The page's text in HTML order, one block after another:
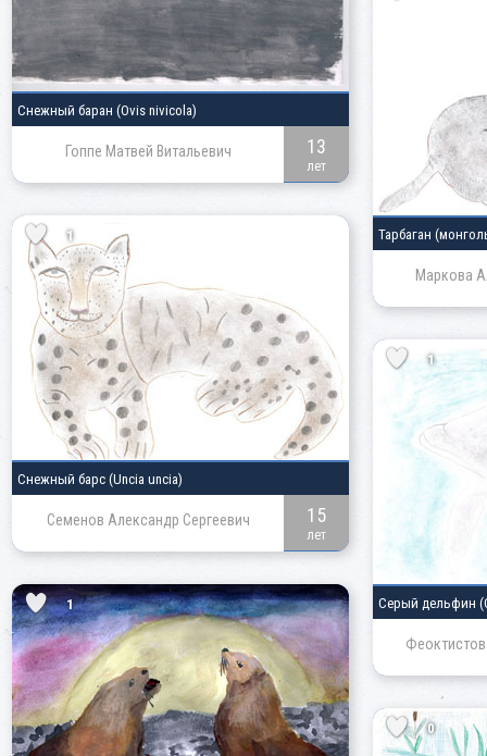
Снежный баран (Ovis nivicola)
Гоппе Матвей Витальевич 13
лет
Тарбаган
Маркова
1
Снежный барс (Uncia uncia)
Семенов Александр Сергеевич 15
лет
1
Серый дельфин
1
0